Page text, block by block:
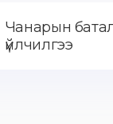
Чанарын
үйлчилгээ